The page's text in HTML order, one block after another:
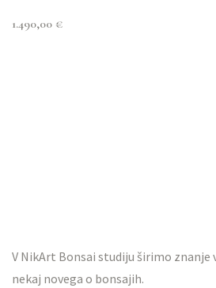
1.490,00 €
V NikArt Bonsai studiju širimo znanje
nekaj novega o bonsajih.